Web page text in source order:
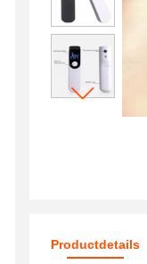
Productdetails